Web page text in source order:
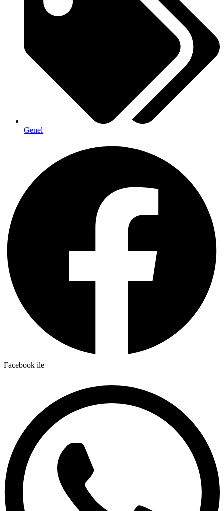
Genel
Facebook ile